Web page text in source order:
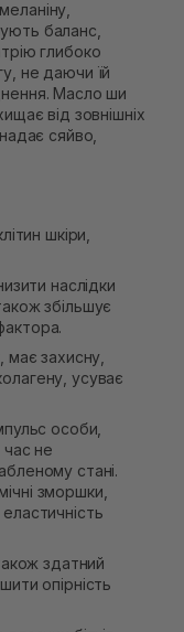
баланс,
глибоко
не даючи їй
Масло ши
від зовнішніх
сяйво,
шкіри,
наслідки
збільшує
має захисну,
усуває
особи,
час не
стані.
зморшки,
здатний
опірність